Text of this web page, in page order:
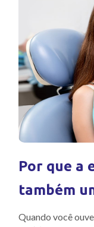
Por que a
também
Quando você